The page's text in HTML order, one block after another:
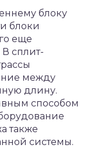
блоку
блоки
еще
сплит-
между
длину.
способом
также
системы.